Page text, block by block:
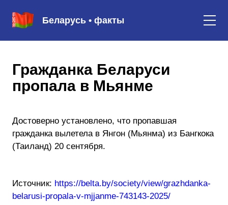
Беларусь • факты
Гражданка Беларуси
пропала в Мьянме
Достоверно установлено, что пропавшая
гражданка вылетела в Янгон (Мьянма) из Бангкока
(Таиланд) 20 сентября.
Источник: https://belta.by/society/view/grazhdanka-
belarusi-propala-v-mjjanme-743143-2025/